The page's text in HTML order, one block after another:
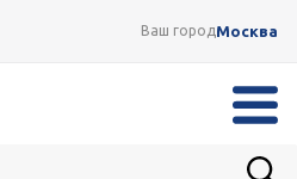
Ваш городМосква